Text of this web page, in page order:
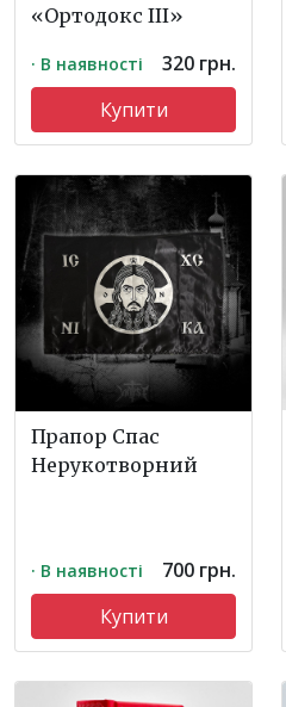
«Ортодокс ІІІ»
· В наявності
320 грн.
Купити
Прапор Спас
Нерукотворний
· В наявності
700 грн.
Купити